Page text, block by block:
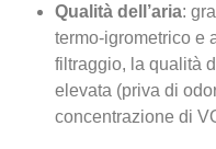
Qualità dell’aria:
termo-igrometrico e
filtraggio, la qualità
elevata (priva di
concentrazione di